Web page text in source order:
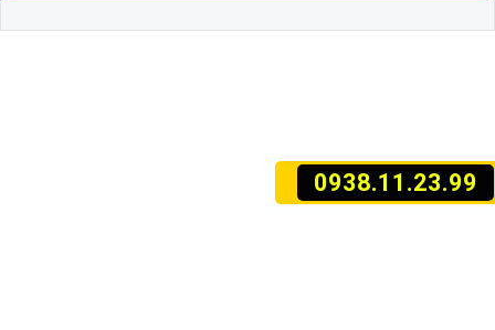
0938.11.23.99